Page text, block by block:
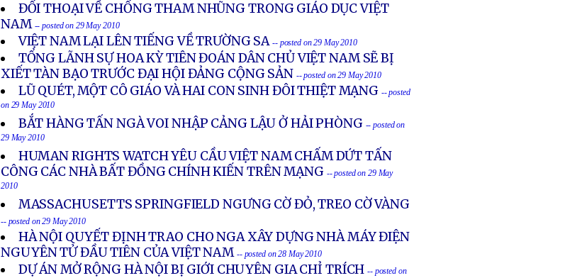
ĐỐI THOẠI VỀ CHỐNG THAM NHŨNG TRONG GIÁO DỤC VIỆT
NAM -- posted on 29 May 2010
VIỆT NAM LẠI LÊN TIẾNG VỀ TRƯỜNG SA -- posted on 29 May 2010
TỔNG LÃNH SỰ HOA KỲ TIÊN ĐOÁN DÂN CHỦ VIỆT NAM SẼ BỊ
XIẾT TÀN BẠO TRƯỚC ĐẠI HỘI ĐẢNG CỘNG SẢN -- posted on 29 May 2010
LŨ QUÉT, MỘT CÔ GIÁO VÀ HAI CON SINH ĐÔI THIỆT MẠNG -- posted
on 29 May 2010
BẮT HÀNG TẤN NGÀ VOI NHẬP CẢNG LẬU Ở HẢI PHÒNG -- posted on
29 May 2010
HUMAN RIGHTS WATCH YÊU CẦU VIỆT NAM CHẤM DỨT TẤN
CÔNG CÁC NHÀ BẤT ĐỒNG CHÍNH KIẾN TRÊN MẠNG -- posted on 29 May
2010
MASSACHUSETTS SPRINGFIELD NGƯNG CỜ ĐỎ, TREO CỜ VÀNG
-- posted on 29 May 2010
HÀ NỘI QUYẾT ĐỊNH TRAO CHO NGA XÂY DỰNG NHÀ MÁY ĐIỆN
NGUYÊN TỬ ĐẦU TIÊN CỦA VIỆT NAM -- posted on 28 May 2010
DỰ ÁN MỞ RỘNG HÀ NỘI BỊ GIỚI CHUYÊN GIA CHỈ TRÍCH -- posted on